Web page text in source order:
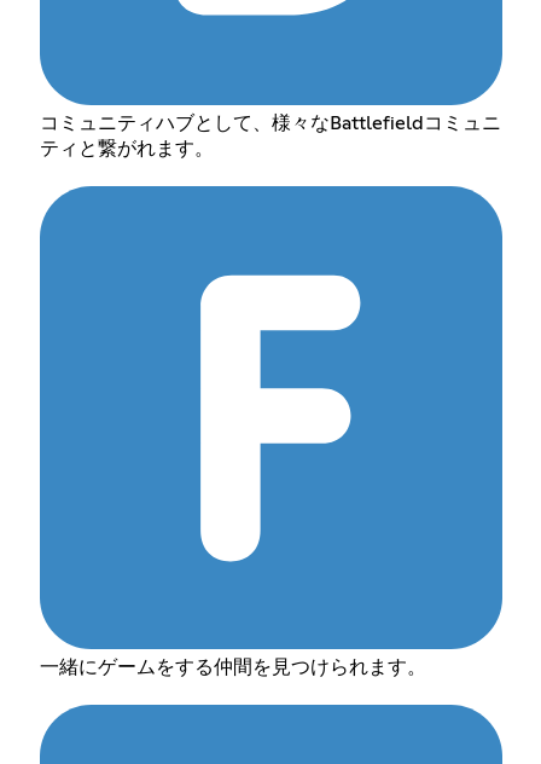
コミュニティハブとして、様々なBattlefieldコミュニ
ティと繋がれます。
一緒にゲームをする仲間を見つけられます。